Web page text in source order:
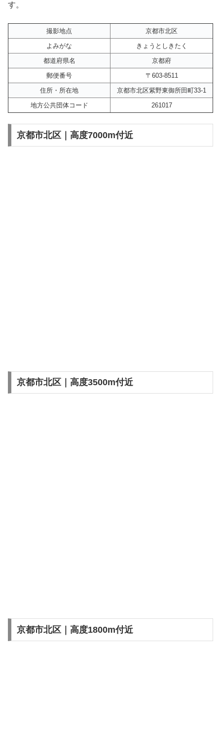
す。
撮影地点
京都市北区
よみがな
きょうとしきたく
都道府県名
京都府
郵便番号
〒603-8511
住所・所在地
京都市北区紫野東御所田町33-1
地方公共団体コード
261017
京都市北区｜高度7000m付近
京都市北区｜高度3500m付近
京都市北区｜高度1800m付近